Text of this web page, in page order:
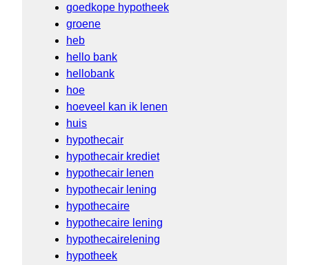
goedkope hypotheek
groene
heb
hello bank
hellobank
hoe
hoeveel kan ik lenen
huis
hypothecair
hypothecair krediet
hypothecair lenen
hypothecair lening
hypothecaire
hypothecaire lening
hypothecairelening
hypotheek